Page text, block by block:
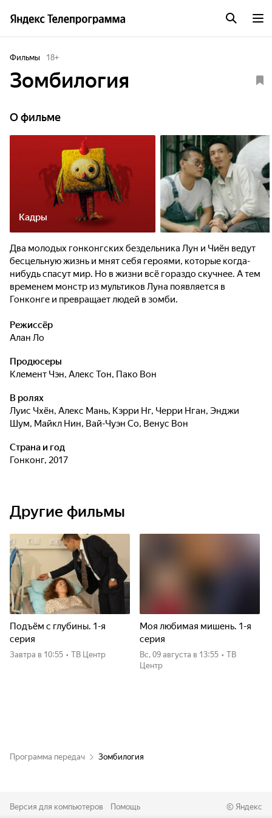
Фильмы 18+
Зомбилогия
О фильме
Кадры
Два молодых гонконгских бездельника Лун и Чиён ведут
бесцельную жизнь и мнят себя героями, которые когда-
нибудь спасут мир. Но в жизни всё гораздо скучнее. А тем
временем монстр из мультиков Луна появляется в
Гонконге и превращает людей в зомби.
Режиссёр
Алан Ло
Продюсеры
Клемент Чэн, Алекс Тон, Пако Вон
В ролях
Луис Чхён, Алекс Мань, Кэрри Нг, Черри Нган, Энджи
Шум, Майкл Нин, Вай-Чуэн Со, Венус Вон
Страна и год
Гонконг, 2017
Другие фильмы
Подъём с глубины. 1-я
серия
Завтра в 10:55 • ТВ Центр
Моя любимая мишень. 1-я
серия
вс, 09 августа в 13:55 • ТВ
Центр
Программа передач Зомбилогия
Версия для компьютеров Помощь © Яндекс